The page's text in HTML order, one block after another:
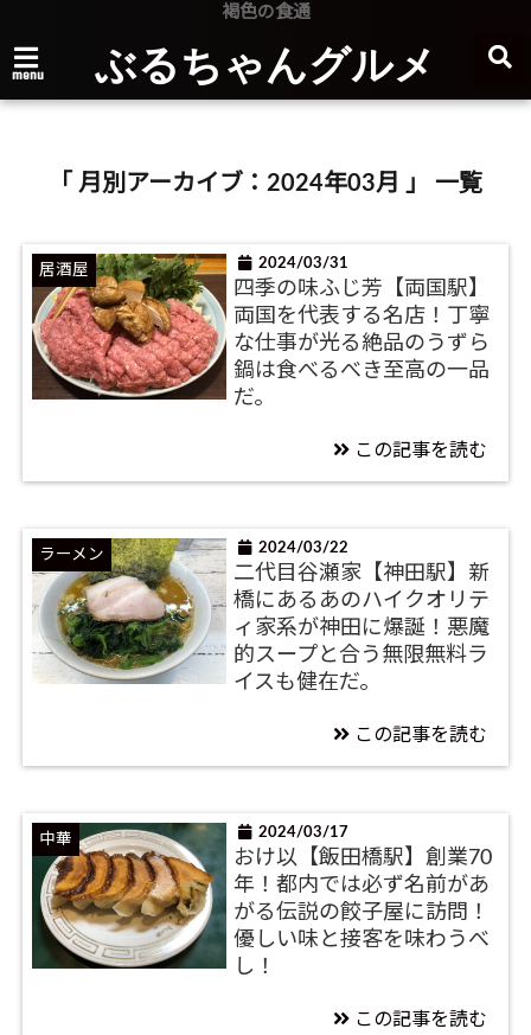
褐色の食通
menu ぶるちゃんグルメ
「 月別アーカイブ：2024年03月 」 一覧
居酒屋 2024/03/31
四季の味ふじ芳【両国駅】
両国を代表する名店！丁寧
な仕事が光る絶品のうずら
鍋は食べるべき至高の一品
だ。
この記事を読む
ラーメン 2024/03/22
二代目谷瀬家【神田駅】新
橋にあるあのハイクオリテ
ィ家系が神田に爆誕！悪魔
的スープと合う無限無料ラ
イスも健在だ。
この記事を読む
中華 2024/03/17
おけ以【飯田橋駅】創業70
年！都内では必ず名前があ
がる伝説の餃子屋に訪問！
優しい味と接客を味わうべ
し！
この記事を読む